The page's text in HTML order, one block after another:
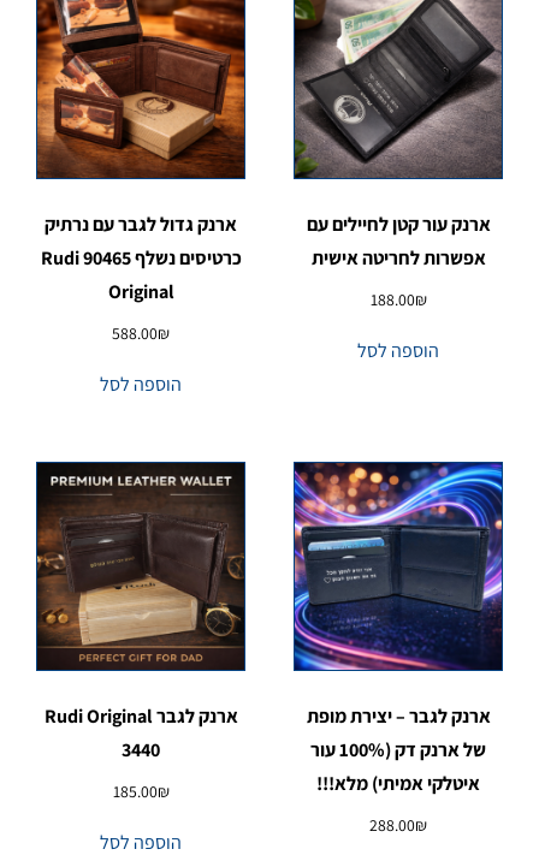
ארנק עור קטן לחיילים עם
אפשרות לחריטה אישית
188.00₪
הוספה לסל
ארנק גדול לגבר עם נרתיק
כרטיסים נשלף 90465 Rudi
Original
588.00₪
הוספה לסל
ארנק לגבר – יצירת מופת
של ארנק דק (100% עור
איטלקי אמיתי) מלא!!!
288.00₪
ארנק לגבר Rudi Original
3440
185.00₪
הוספה לסל